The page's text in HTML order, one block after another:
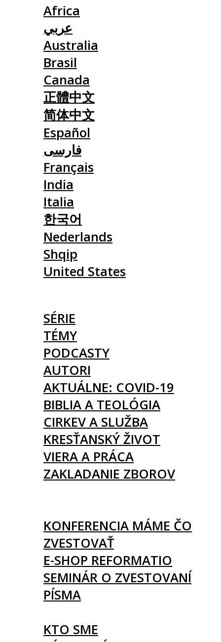
Africa
عربي
Australia
Brasil
Canada
正體中文
简体中文
Español
فارسی
Français
India
Italia
한국어
Nederlands
Shqip
United States
SÉRIE
TÉMY
PODCASTY
AUTORI
AKTUÁLNE: COVID-19
BIBLIA A TEOLÓGIA
CIRKEV A SLUŽBA
KRESŤANSKÝ ŽIVOT
VIERA A PRÁCA
ZAKLADANIE ZBOROV
KONFERENCIA MÁME ČO
ZVESTOVAŤ
E-SHOP REFORMATIO
SEMINÁR O ZVESTOVANÍ
PÍSMA
KTO SME